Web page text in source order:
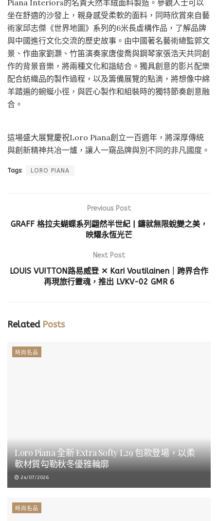
Piana Interiors的名貴天然羊絨面料製造。參觀人士可以
坐在舒適的沙發上，親身感受柔軟的面料，同時欣賞來自藝
術家邱志傑《世界地圖》系列的6米長虛構作品，了解品牌
與中國進行文化交流的歷史故事。由中國著名藝術總監郭文
景、作曲家劉灝、竹笛演奏家唐俊喬與鋼琴家張浩天共同創
作的背景音樂，將兩種文化和諧結合。獨具創意的影片配樂
配合紡織品的製作過程，以及籌備展覽的點滴，將想像中綿
羊踏遍的蜿蜒小徑，與匠心製作和組裝時的獨特節奏創意融
合。
這場盛大展覽慶祝Loro Piana創立一百週年，將深厚傳統
與創新精神共冶一爐，讓人一窺品牌與別不同的非凡國度。
Tags: LORO PIANA
Previous Post
GRAFF 格拉夫蝴蝶系列翩然半世紀 | 鑄就無限蛻變之美，
映耀永恆光芒
Next Post
LOUIS VUITTON路易威登 ✕ Kari Voutilainen｜跨界合作
再現旅行靈魂，推出 LVKV-02 GMR 6
RelatedPosts
時尚名品
Loro Piana 全新 Extra Softy L29 包款登場，以柔
軟材質勾勒秋冬優雅輪廓
24/07/2026
時尚名品